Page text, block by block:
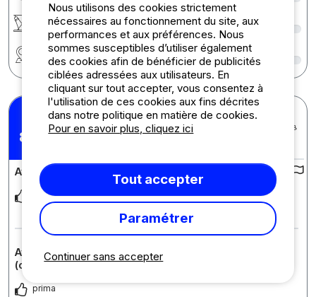
Activités / Animations
Région
8,5
R.J. V.
Posté le 06/05/2025
Séjour : 27/04/2025 -
Avis sur le camping :
stonden aan de bosrand, ideaal voor uitlaten van de hond.
Rustige camping, watertappunten dichtbij, ... Lire la suite
Avis sur l'hébergement : Emplacement
(caravane/tente/auto)
prima
Continuer sans accepter
Nous utilisons des cookies strictement
nécessaires au fonctionnement du site, aux
performances et aux préférences. Nous
sommes susceptibles d’utiliser également
des cookies afin de bénéficier de publicités
ciblées adressées aux utilisateurs. En
cliquant sur tout accepter, vous consentez à
l'utilisation de ces cookies aux fins décrites
dans notre politique en matière de cookies.
Pour en savoir plus, cliquez ici
Tout accepter
Paramétrer